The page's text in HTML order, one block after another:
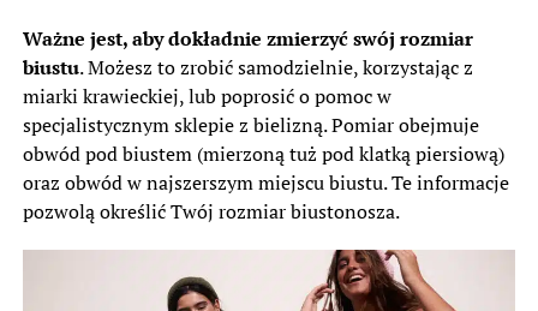
Ważne jest, aby dokładnie zmierzyć swój rozmiar
biustu. Możesz to zrobić samodzielnie, korzystając z
miarki krawieckiej, lub poprosić o pomoc w
specjalistycznym sklepie z bielizną. Pomiar obejmuje
obwód pod biustem (mierzoną tuż pod klatką piersiową)
oraz obwód w najszerszym miejscu biustu. Te informacje
pozwolą określić Twój rozmiar biustonosza.